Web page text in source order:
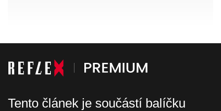
Tento článek je součástí balíčku